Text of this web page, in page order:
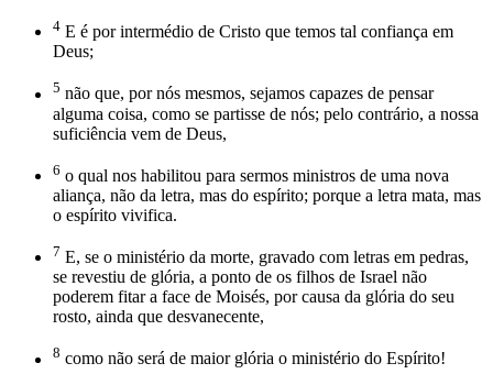
4 E é por intermédio de Cristo que temos tal confiança em
Deus;
5 não que, por nós mesmos, sejamos capazes de pensar
alguma coisa, como se partisse de nós; pelo contrário, a nossa
suficiência vem de Deus,
6 o qual nos habilitou para sermos ministros de uma nova
aliança, não da letra, mas do espírito; porque a letra mata, mas
o espírito vivifica.
7 E, se o ministério da morte, gravado com letras em pedras,
se revestiu de glória, a ponto de os filhos de Israel não
poderem fitar a face de Moisés, por causa da glória do seu
rosto, ainda que desvanecente,
8 como não será de maior glória o ministério do Espírito!